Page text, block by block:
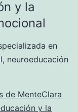
y la
en
neuroeducación
de MenteClara
y la